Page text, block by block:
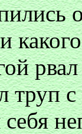
труп
себя